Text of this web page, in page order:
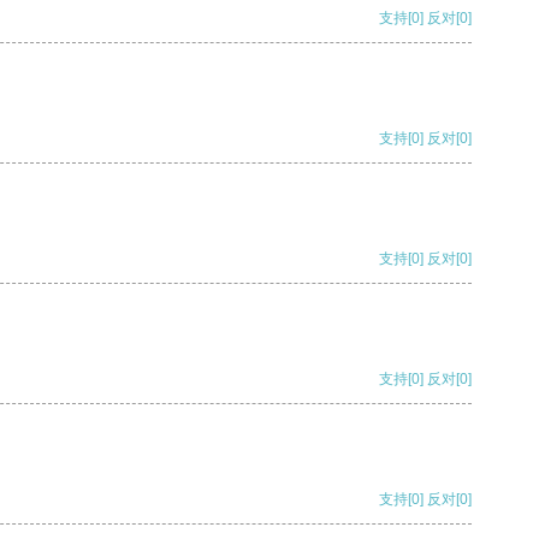
支持[0] 反对[0]
支持[0] 反对[0]
支持[0] 反对[0]
支持[0] 反对[0]
支持[0] 反对[0]